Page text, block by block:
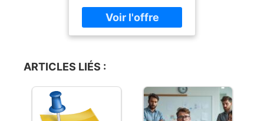
Corcos, languages :
french, ISBN :
2100079891
ARTICLES LIÉS :